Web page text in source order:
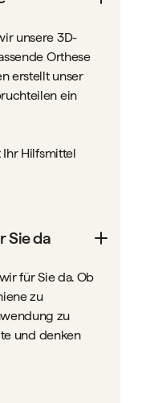
unsere 3D-
Orthese
erstellt unser
ein
Hilfsmittel
Sie da
für Sie da. Ob
zu
zu
und denken